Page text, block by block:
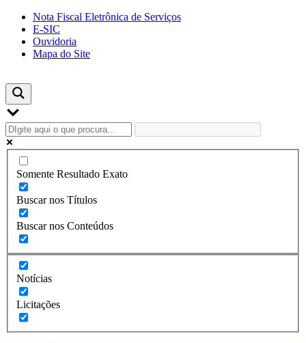
Skip
content
Nota Fiscal Eletrônica de Serviços
E-SIC
Ouvidoria
Mapa do Site
Somente Resultado Exato
Buscar nos Títulos
Buscar nos Conteúdos
Notícias
Licitações